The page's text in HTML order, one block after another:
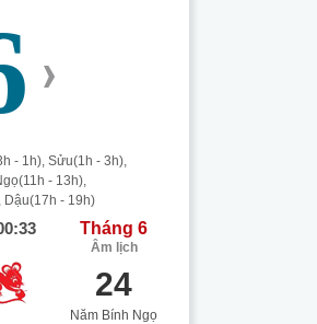
›
- 1h), Sửu(1h - 3h),
- 13h),
Dậu(17h - 19h)
Tháng 6
Âm lịch
24
Năm Bính Ngọ